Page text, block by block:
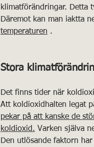
klimatförändringar. Detta
Däremot kan man iaktta
temperaturen .
Stora
Det finns tider när
Att koldioxidhalten legat
pekar på att kanske de
koldioxid. Varken själva
Den utlösande faktorn